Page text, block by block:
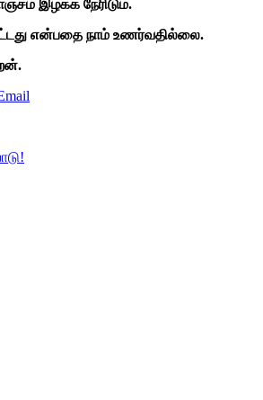
இழக்க நேரிடும்.
என்பதை நாம் உணர்வதில்லை.